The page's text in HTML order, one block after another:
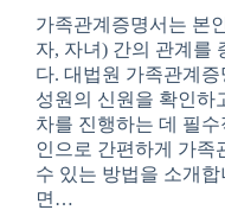
가족관계증명서는 본
자, 자녀) 간의 관계를
다. 대법원 가족관계
성원의 신원을 확인하
차를 진행하는 데 필
인으로 간편하게 가족
수 있는 방법을 소개
면…